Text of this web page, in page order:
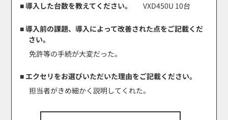
■ 導入した台数を教えてください。 VXD450U 10台
■ 導入前の課題、導入によって改善された点をご記載くだ
さい。
免許等の手続が大変だった。
■ エクセリをお選びいただいた理由をご記載ください。
担当者がきめ細かく説明してくれた。